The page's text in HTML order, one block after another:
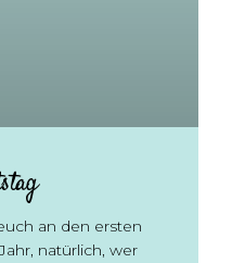
an den ersten
natürlich, wer